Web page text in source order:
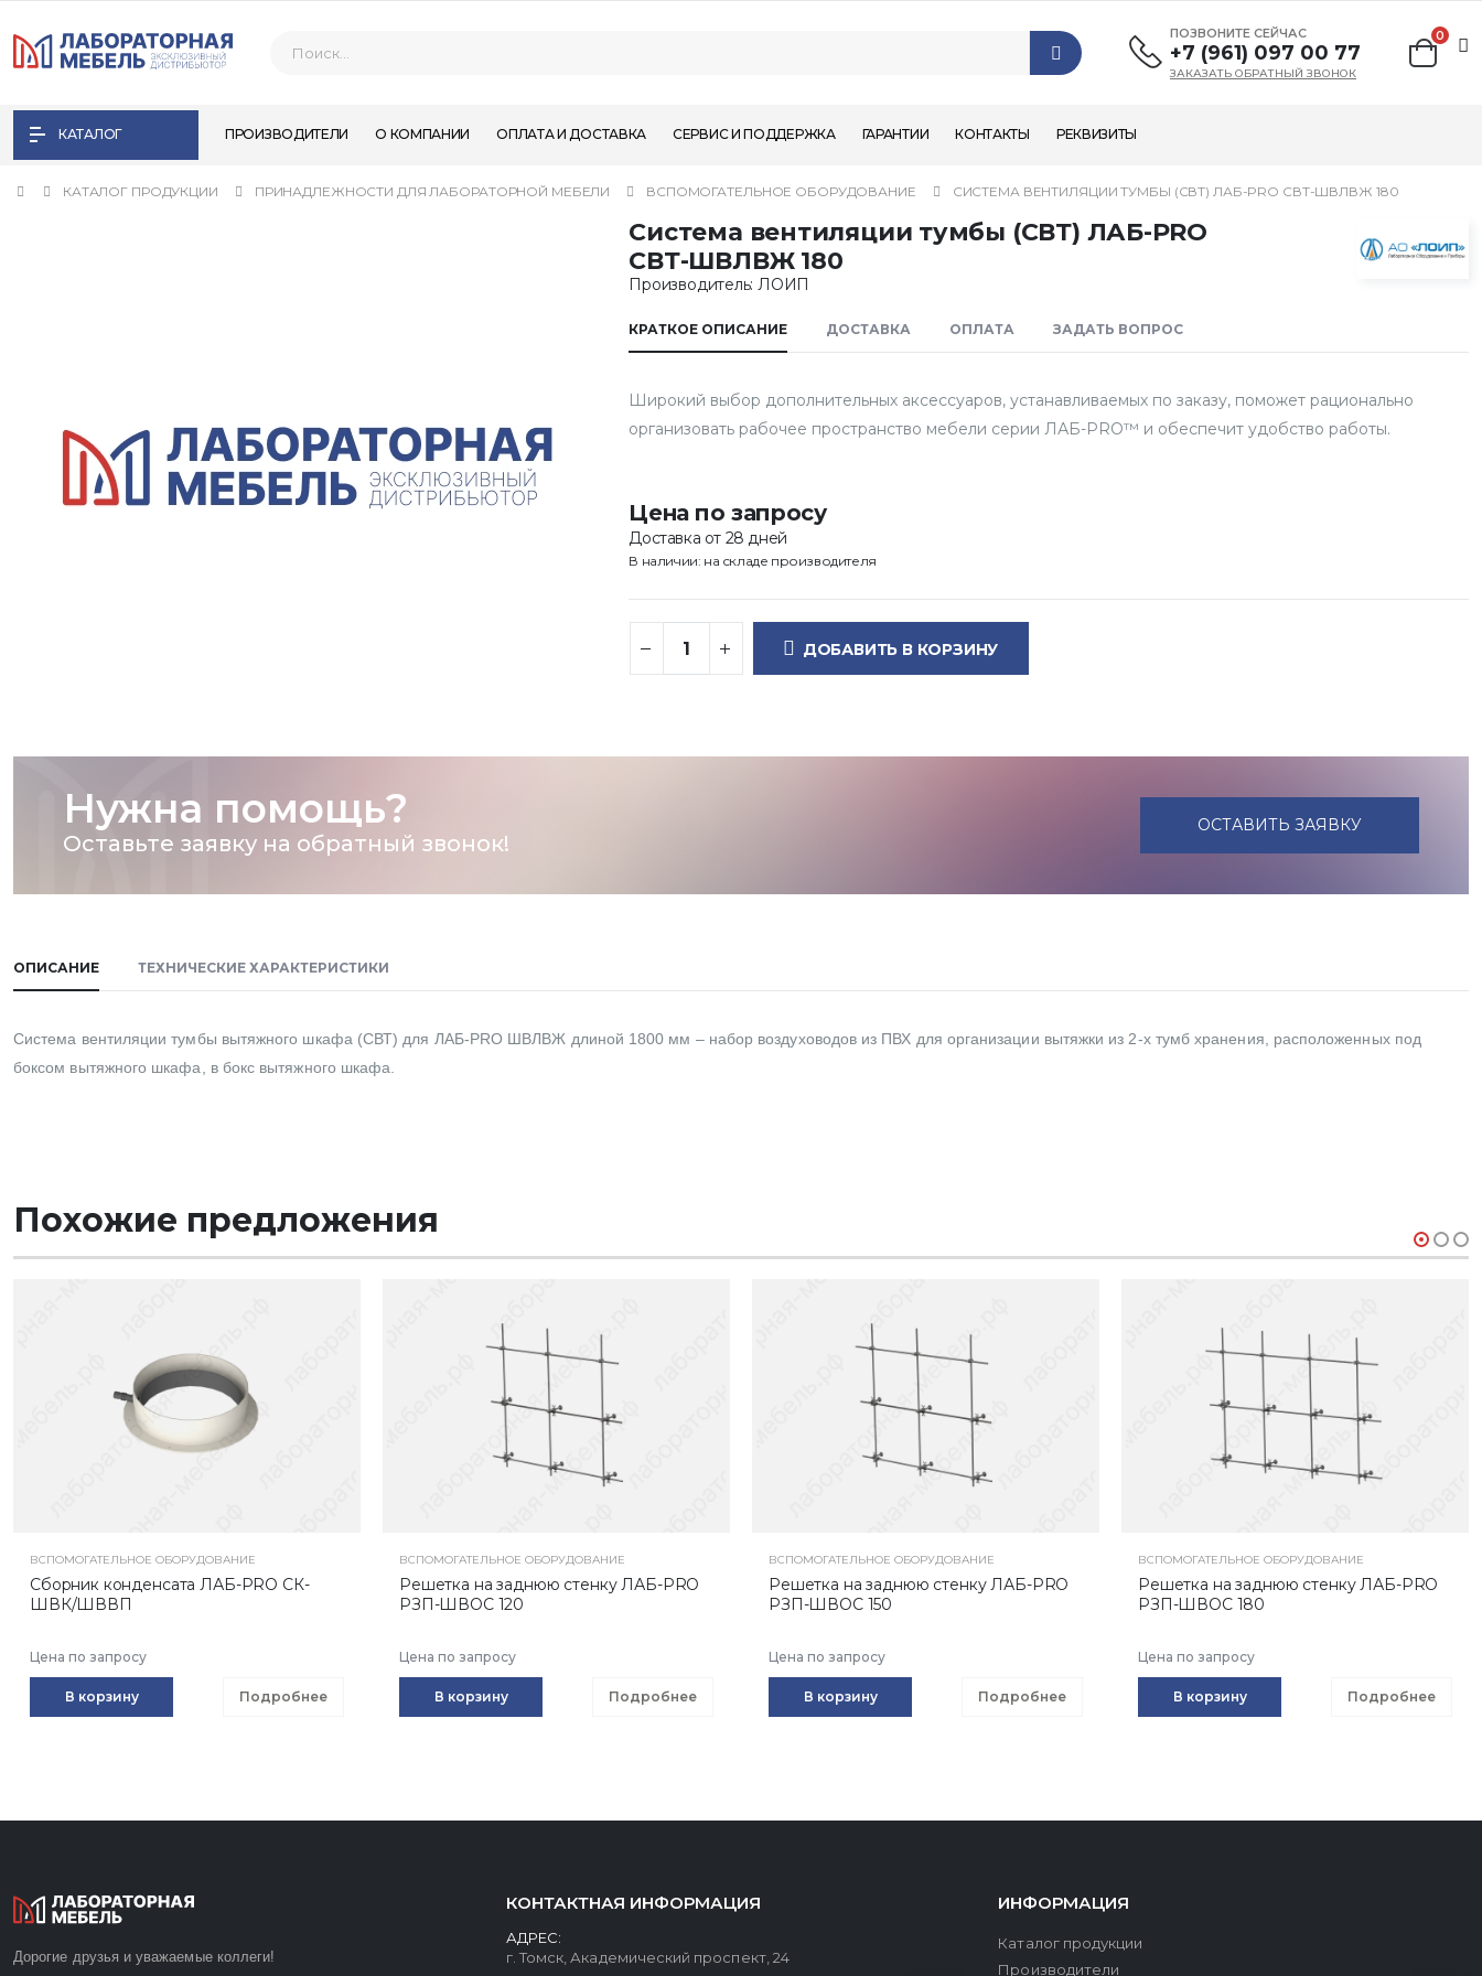
ПОЗВОНИТЕ СЕЙЧАС
+7 (961) 097 00 77
ЗАКАЗАТЬ ОБРАТНЫЙ ЗВОНОК
0
КАТАЛОГ ПРОИЗВОДИТЕЛИ О КОМПАНИИ ОПЛАТА И ДОСТАВКА СЕРВИС И ПОДДЕРЖКА ГАРАНТИИ КОНТАКТЫ РЕКВИЗИТЫ
КАТАЛОГ ПРОДУКЦИИ ПРИНАДЛЕЖНОСТИ ДЛЯ ЛАБОРАТОРНОЙ МЕБЕЛИ ВСПОМОГАТЕЛЬНОЕ ОБОРУДОВАНИЕ СИСТЕМА ВЕНТИЛЯЦИИ ТУМБЫ (СВТ) ЛАБ-PRO СВТ-ШВЛВЖ 180
Система вентиляции тумбы (СВТ) ЛАБ-PRO
СВТ-ШВЛВЖ 180
Производитель: ЛОИП
КРАТКОЕ ОПИСАНИЕ ДОСТАВКА ОПЛАТА ЗАДАТЬ ВОПРОС
Широкий выбор дополнительных аксессуаров, устанавливаемых по заказу, поможет рационально
организовать рабочее пространство мебели серии ЛАБ-PRO™ и обеспечит удобство работы.
Цена по запросу
Доставка от 28 дней
В наличии: на складе производителя
ДОБАВИТЬ В КОРЗИНУ
Нужна помощь?
Оставьте заявку на обратный звонок!
ОСТАВИТЬ ЗАЯВКУ
ОПИСАНИЕ ТЕХНИЧЕСКИЕ ХАРАКТЕРИСТИКИ
Система вентиляции тумбы вытяжного шкафа (СВТ) для ЛАБ-PRO ШВЛВЖ длиной 1800 мм – набор воздуховодов из ПВХ для организации вытяжки из 2-х тумб хранения, расположенных под
боксом вытяжного шкафа, в бокс вытяжного шкафа.
Похожие предложения
ВСПОМОГАТЕЛЬНОЕ ОБОРУДОВАНИЕ
Сборник конденсата ЛАБ-PRO СК-
ШВК/ШВВП
Цена по запросу
В корзину Подробнее
ВСПОМОГАТЕЛЬНОЕ ОБОРУДОВАНИЕ
Решетка на заднюю стенку ЛАБ-PRO
РЗП-ШВОС 120
Цена по запросу
В корзину Подробнее
ВСПОМОГАТЕЛЬНОЕ ОБОРУДОВАНИЕ
Решетка на заднюю стенку ЛАБ-PRO
РЗП-ШВОС 150
Цена по запросу
В корзину Подробнее
ВСПОМОГАТЕЛЬНОЕ ОБОРУДОВАНИЕ
Решетка на заднюю стенку ЛАБ-PRO
РЗП-ШВОС 180
Цена по запросу
В корзину Подробнее
Дорогие друзья и уважаемые коллеги!
КОНТАКТНАЯ ИНФОРМАЦИЯ
АДРЕС:
г. Томск, Академический проспект, 24
ИНФОРМАЦИЯ
Каталог продукции
Производители